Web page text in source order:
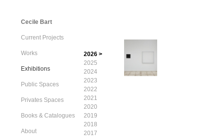
Cecile Bart
Current Projects
Works
Exhibitions
Public Spaces
Privates Spaces
Books & Catalogues
About
2026 >
2025
2024
2023
2022
2021
2020
2019
2018
2017